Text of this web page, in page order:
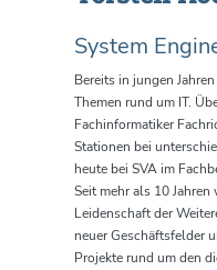
System
Bereits in jungen
Themen rund um IT.
Fachinformatiker
Stationen bei
heute bei SVA im
Seit mehr als 10
Leidenschaft der
neuer Geschäftsfelder
Projekte rund um den